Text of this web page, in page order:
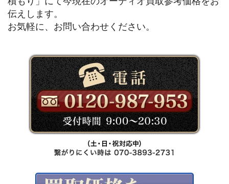
伝えします。
お気軽に、お問い合わせください。